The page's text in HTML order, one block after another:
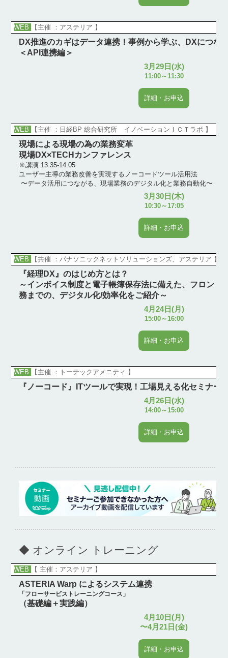
WEB 【主催 ：アステリア 】
DX推進のカギはデータ連携！事例から学ぶ、DXにつな
＜API連携編＞
3月29日(水)
11:00～11:30
詳細・お申込
WEB 【主催 ：日経BP 総合研究所 イノベーションＩＣＴラボ 】
現場による現場の為の業務変革
現場DX×TECHカンファレンス
※講演 13:35-14:05
ユーザー主導の業務改善を実現するノーコードツール活用法
〜データ活用につながる、現場業務のデジタル化と業務自動化〜
3月30日(木)
10:30～17:05
詳細・お申込
WEB 【共催 ：パナソニックネットソリューションズ、アステリア 】
『経理DX』のはじめ方とは？
～インボイス制度と電子帳簿保存法に備えた、フロント
務までの、デジタル化/効率化をご紹介～
4月24日(月)
15:00～16:00
詳細・お申込
WEB 【主催 ：トーテックアメニティ 】
『ノーコード』ITツールで実現！工場見える化セミナー
4月26日(水)
14:00～15:00
詳細・お申込
◆ オンライン トレーニング
WEB 【 主催：アステリア 】
ASTERIA Warp によるシステム連携
「フローサービストレーニングコース」
（基礎編＋実践編）
4月10日(月)
〜4月21日(金)
詳細・お申込